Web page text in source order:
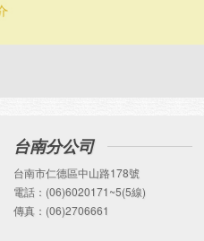
台南分公司
台南市仁德區中山路178號
電話：(06)6020171~5(5線)
傳真：(06)2706661